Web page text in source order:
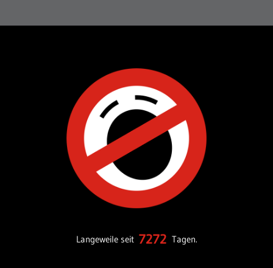
Langeweile seit 7272 Tagen.